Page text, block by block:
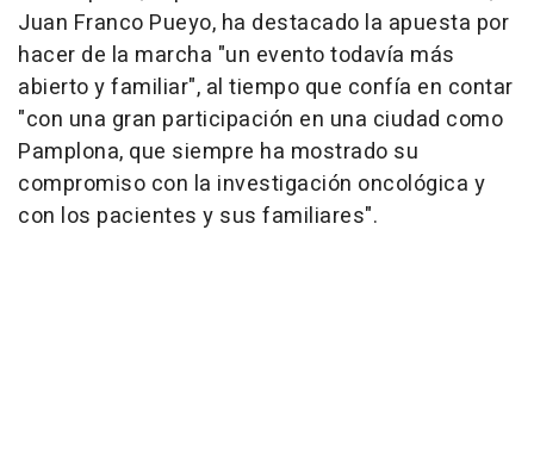
Juan Franco Pueyo, ha destacado la apuesta por
hacer de la marcha "un evento todavía más
abierto y familiar", al tiempo que confía en contar
"con una gran participación en una ciudad como
Pamplona, que siempre ha mostrado su
compromiso con la investigación oncológica y
con los pacientes y sus familiares".